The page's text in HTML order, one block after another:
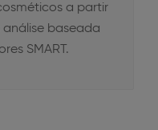
a partir
baseada
SMART.